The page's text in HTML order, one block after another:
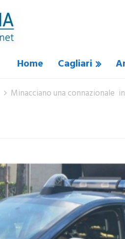
Home Cagliari
Minacciano una connazionale